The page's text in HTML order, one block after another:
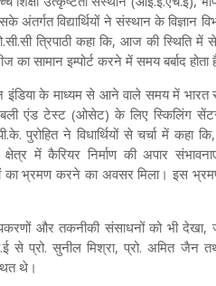
अंतर्गत विद्यार्थियों ने संस्थान के
त्रिपाठी कहा कि, आज की स्थिति में
का सामान इम्पोर्ट करने में समय बर्बाद होता
इंडिया के माध्यम से आने वाले समय में
एंड टेस्ट (ओसेट) के लिए स्किलिंग
पी.के. पुरोहित ने विधार्थियों से चर्चा में
कैरियर निर्माण की अपार संभावनाएं
भ्रमण करने का अवसर मिला। इस भ्रमण
उपकरणों और तकनीकी संसाधनों को भी
से प्रो. सुनील मिश्रा, प्रो. अमित जैन
थे।